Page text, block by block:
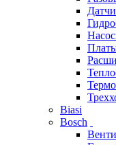
Biasi
Bosch